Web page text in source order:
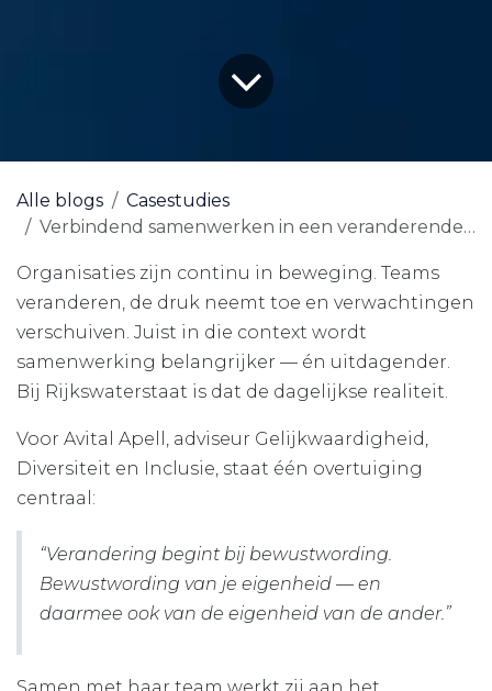
Alle blogs
Casestudies
Verbindend samenwerken in een veranderende organisatie
Organisaties zijn continu in beweging. Teams
veranderen, de druk neemt toe en verwachtingen
verschuiven. Juist in die context wordt
samenwerking belangrijker — én uitdagender.
Bij Rijkswaterstaat is dat de dagelijkse realiteit.
Voor Avital Apell, adviseur Gelijkwaardigheid,
Diversiteit en Inclusie, staat één overtuiging
centraal:
“Verandering begint bij bewustwording.
Bewustwording van je eigenheid — en
daarmee ook van de eigenheid van de ander.”